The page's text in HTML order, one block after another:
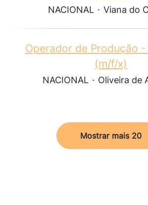
NACIONAL · Viana do
Operador de Produção
(m/f/x)
NACIONAL · Oliveira de
Mostrar mais 20